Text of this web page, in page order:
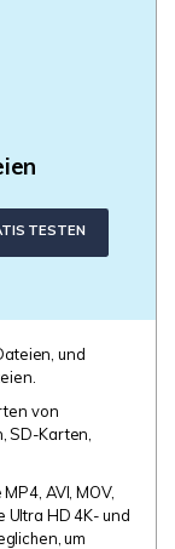
TESTEN
und
von
SD-Karten,
AVI, MOV,
Ultra HD 4K- und
um